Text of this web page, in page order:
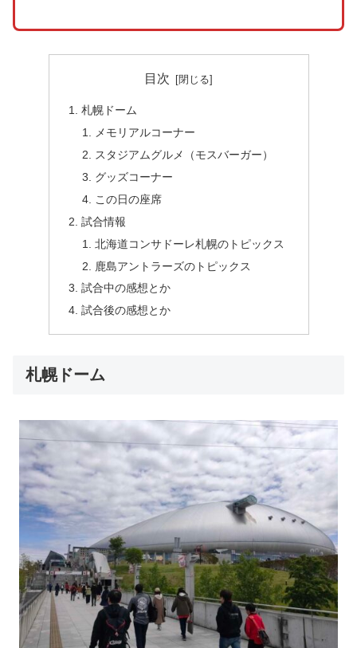
目次
札幌ドーム
メモリアルコーナー
スタジアムグルメ（モスバーガー）
グッズコーナー
この日の座席
試合情報
北海道コンサドーレ札幌のトピックス
鹿島アントラーズのトピックス
試合中の感想とか
試合後の感想とか
札幌ドーム